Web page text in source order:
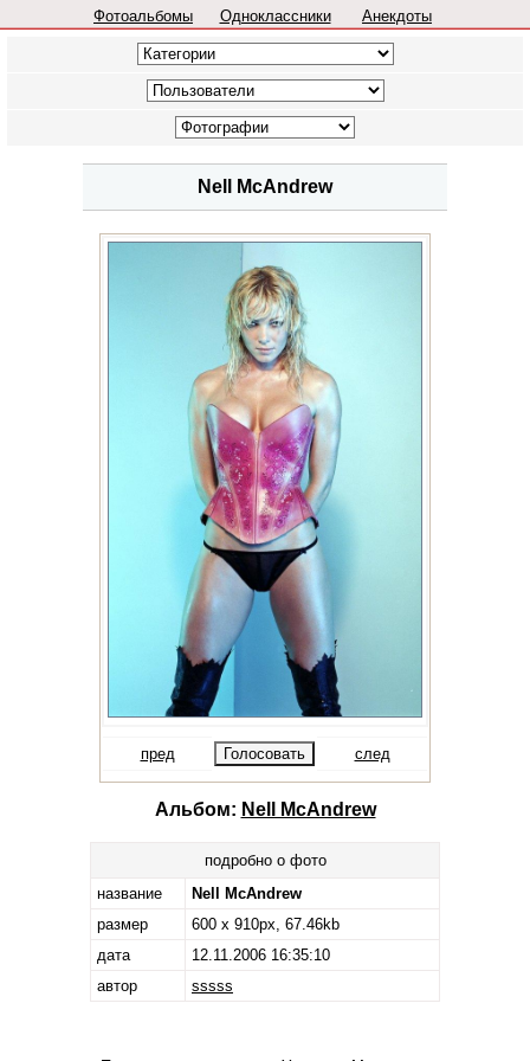
Фотоальбомы Одноклассники Анекдоты
Nell McAndrew
пред след
Альбом: Nell McAndrew
подробно о фото
название
Nell McAndrew
размер
600 x 910px, 67.46kb
дата
12.11.2006 16:35:10
автор
sssss